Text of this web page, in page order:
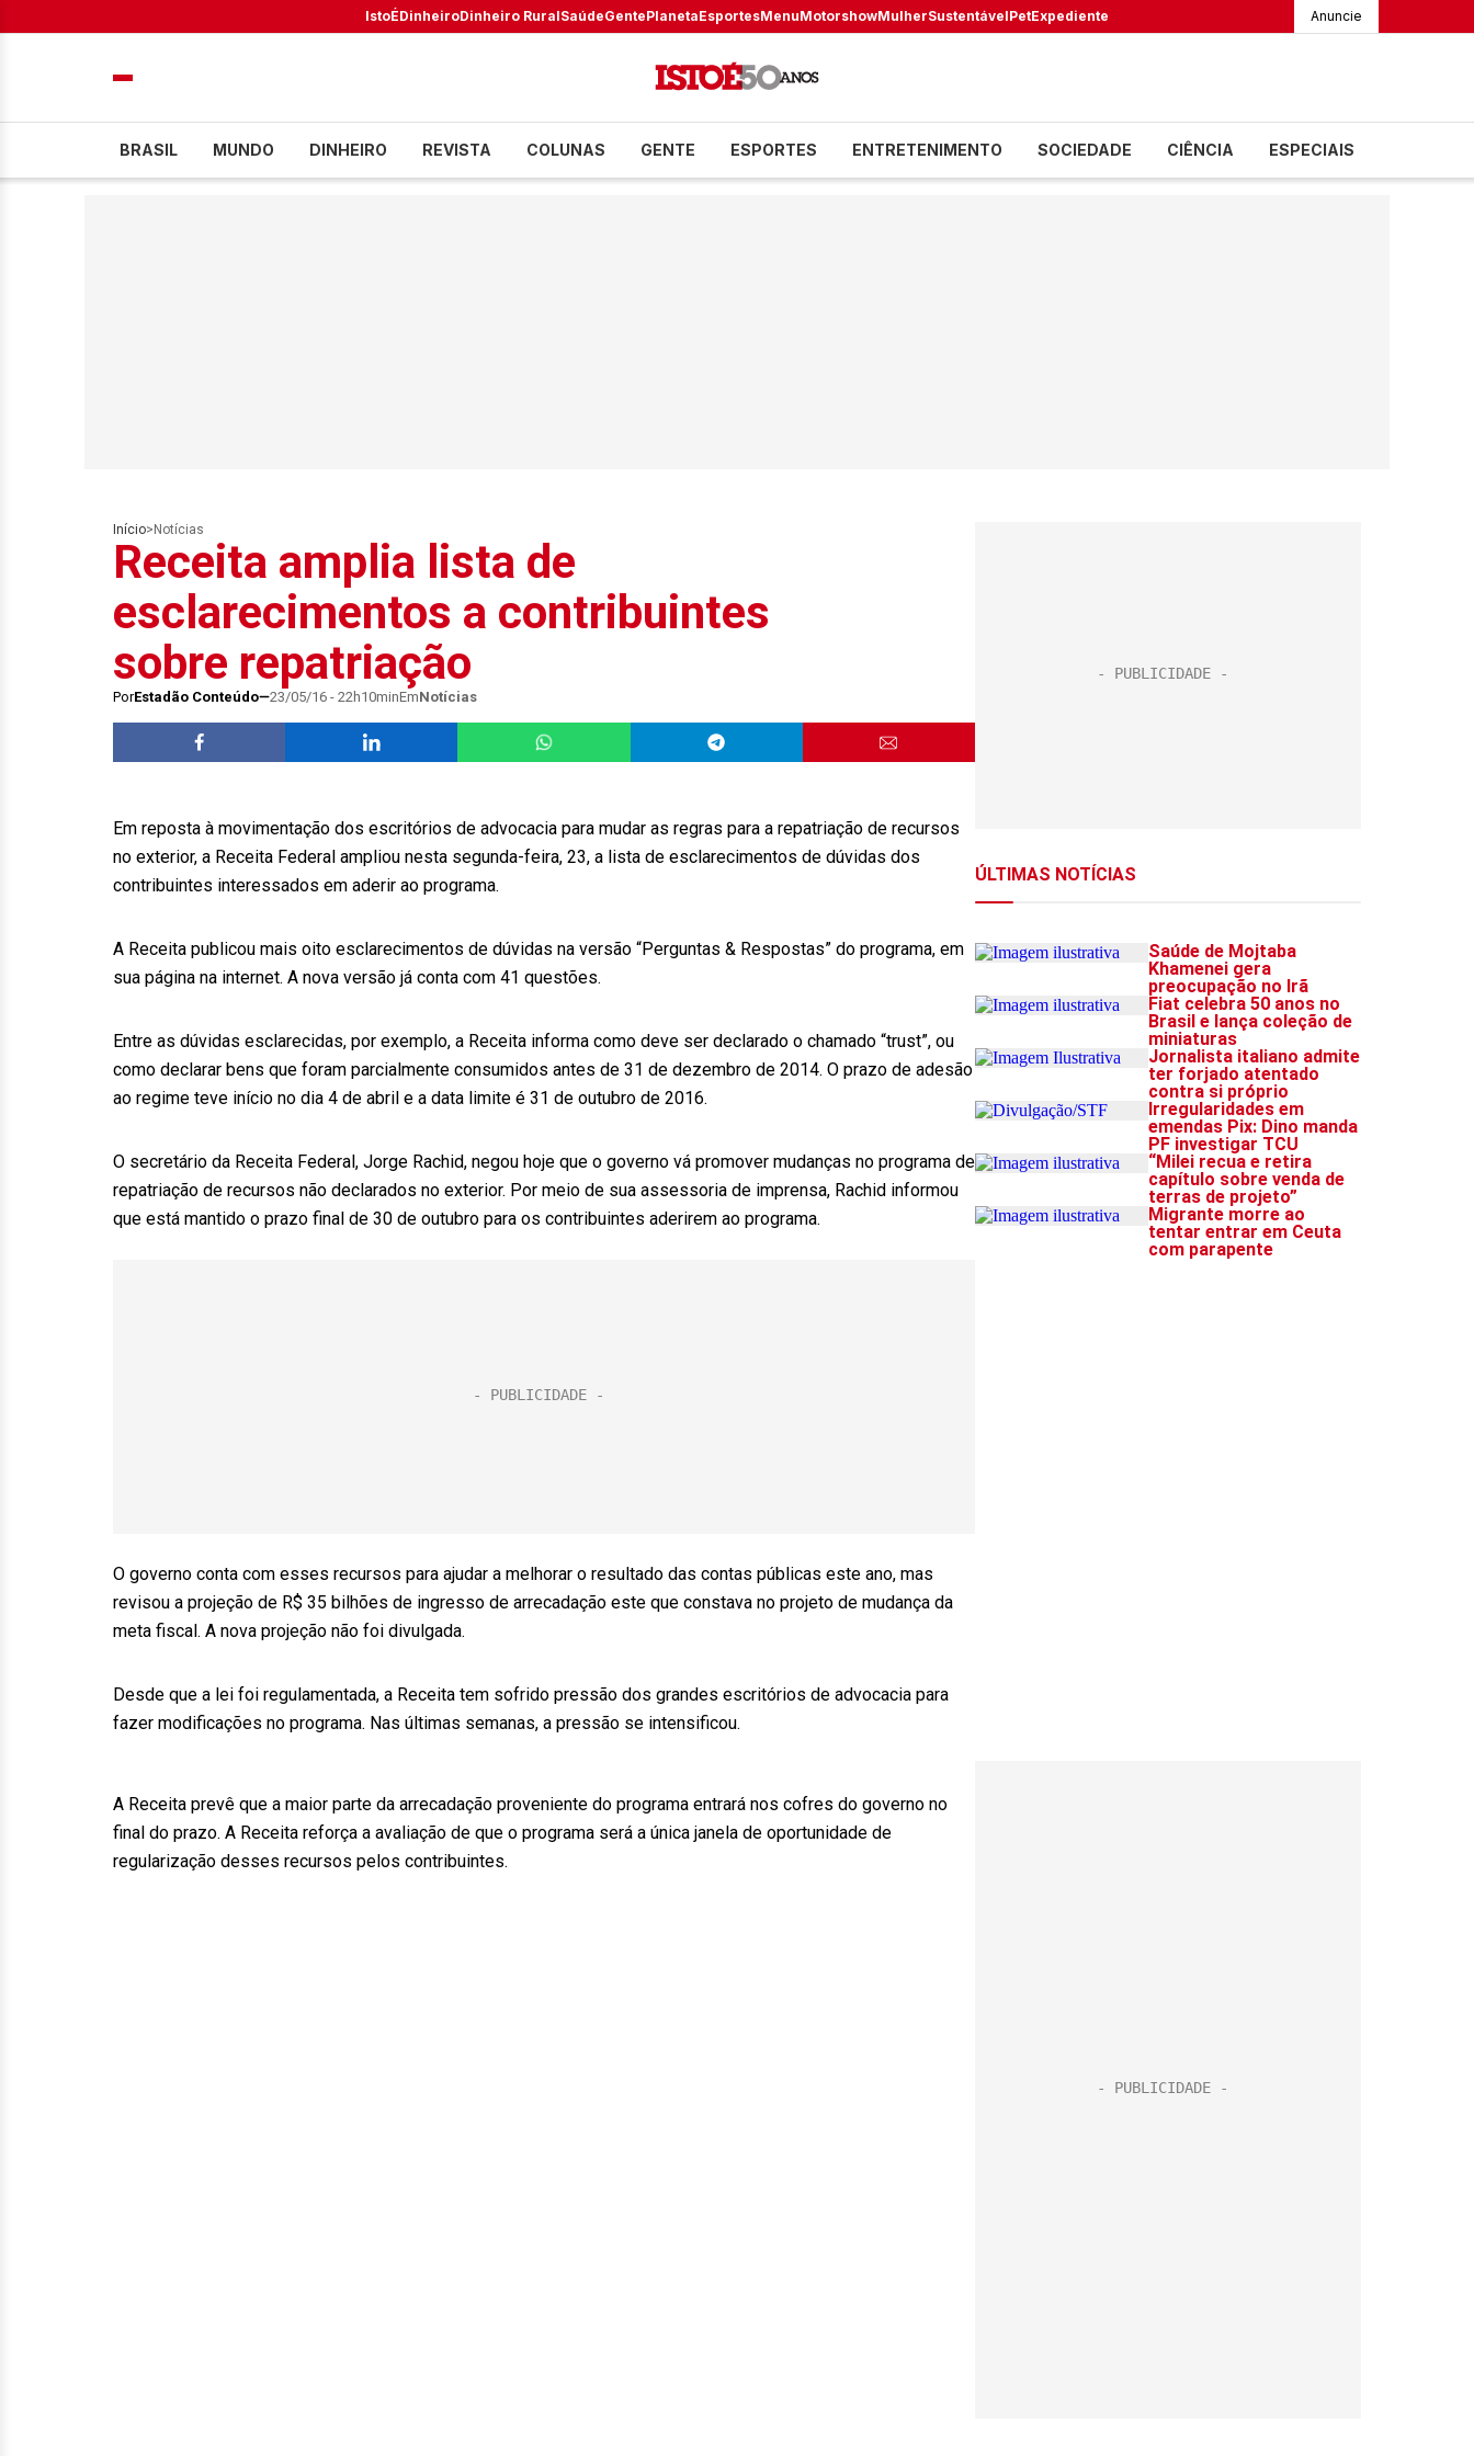
IstoÉDinheiroDinheiro RuralSaúdeGentePlanetaEsportesMenuMotorshowMulherSustentávelPetExpediente Anuncie
BRASIL MUNDO DINHEIRO REVISTA COLUNAS GENTE ESPORTES ENTRETENIMENTO SOCIEDADE CIÊNCIA ESPECIAIS
Início> Notícias
Receita amplia lista de
esclarecimentos a contribuintes
sobre repatriação
PorEstadão Conteúdo 23/05/16 - 22h10minEmNotícias
Em reposta à movimentação dos escritórios de advocacia para mudar as regras para a repatriação de recursos
no exterior, a Receita Federal ampliou nesta segunda-feira, 23, a lista de esclarecimentos de dúvidas dos
contribuintes interessados em aderir ao programa.
A Receita publicou mais oito esclarecimentos de dúvidas na versão “Perguntas & Respostas” do programa, em
sua página na internet. A nova versão já conta com 41 questões.
Entre as dúvidas esclarecidas, por exemplo, a Receita informa como deve ser declarado o chamado “trust”, ou
como declarar bens que foram parcialmente consumidos antes de 31 de dezembro de 2014. O prazo de adesão
ao regime teve início no dia 4 de abril e a data limite é 31 de outubro de 2016.
O secretário da Receita Federal, Jorge Rachid, negou hoje que o governo vá promover mudanças no programa de
repatriação de recursos não declarados no exterior. Por meio de sua assessoria de imprensa, Rachid informou
que está mantido o prazo final de 30 de outubro para os contribuintes aderirem ao programa.
O governo conta com esses recursos para ajudar a melhorar o resultado das contas públicas este ano, mas
revisou a projeção de R$ 35 bilhões de ingresso de arrecadação este que constava no projeto de mudança da
meta fiscal. A nova projeção não foi divulgada.
Desde que a lei foi regulamentada, a Receita tem sofrido pressão dos grandes escritórios de advocacia para
fazer modificações no programa. Nas últimas semanas, a pressão se intensificou.
A Receita prevê que a maior parte da arrecadação proveniente do programa entrará nos cofres do governo no
final do prazo. A Receita reforça a avaliação de que o programa será a única janela de oportunidade de
regularização desses recursos pelos contribuintes.